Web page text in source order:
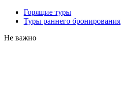
Горящие туры
Туры раннего бронирования
Не важно